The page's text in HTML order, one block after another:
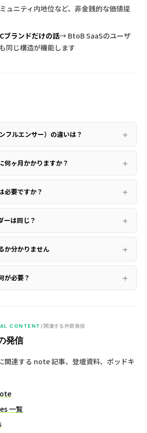
ュニティ内地位など、非金銭的な価値提
ブランドだけの話→ BtoB SaaSのユーザ
同じ構造が機能します
フルエンサー）の違いは？
何ヶ月かかりますか？
必要ですか？
ーは同じ？
か分かりません
が必要？
CONTENT / 関連する外部発信
発信
関連する note 記事、登壇資料、ポッドキ
一覧